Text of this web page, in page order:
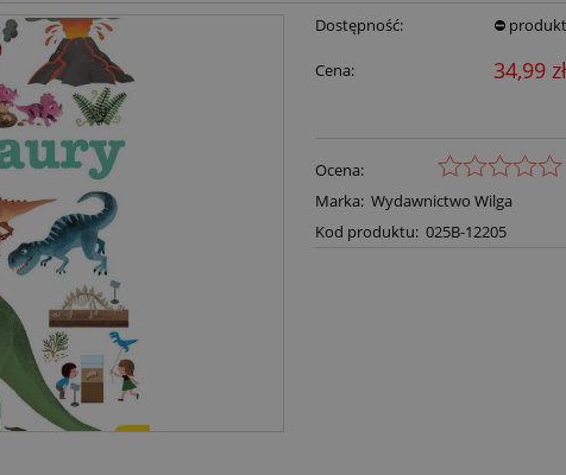
Dostępność: ⛔
Cena: 34,99 zł
Ocena:
Marka: Wydawnictwo Wilga
Kod produktu: 025B-12205